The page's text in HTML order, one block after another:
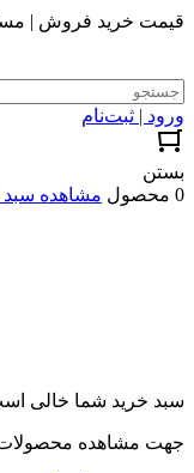
قیمت خرید فروش |
ورود | ثبت‌نام
بستن
0 محصول
مشاهده سبد
سبد خرید شما خالی
جهت مشاهده محصولات